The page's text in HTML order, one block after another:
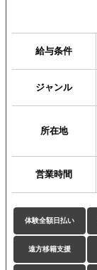
給与条件
ジャンル
所在地
営業時間
体験全額日払い
遠方移籍支援